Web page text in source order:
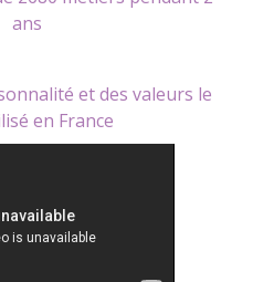
ans
et des valeurs le
en France